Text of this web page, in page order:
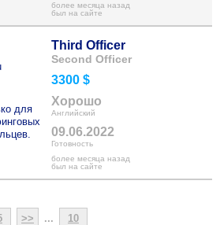
более месяца назад
был на сайте
для
Third Officer
Second Officer
3300 $
Хорошо
Английский
09.06.2022
Готовность
более месяца назад
был на сайте
>> ... 10